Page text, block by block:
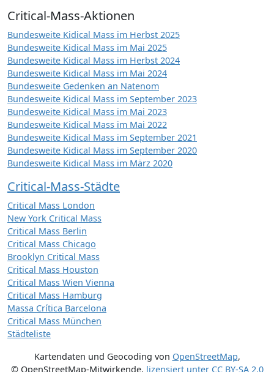
Critical-Mass-Aktionen
Bundesweite Kidical Mass im Herbst 2025
Bundesweite Kidical Mass im Mai 2025
Bundesweite Kidical Mass im Herbst 2024
Bundesweite Kidical Mass im Mai 2024
Bundesweite Gedenken an Natenom
Bundesweite Kidical Mass im September 2023
Bundesweite Kidical Mass im Mai 2023
Bundesweite Kidical Mass im Mai 2022
Bundesweite Kidical Mass im September 2021
Bundesweite Kidical Mass im September 2020
Bundesweite Kidical Mass im März 2020
Critical-Mass-Städte
Critical Mass London
New York Critical Mass
Critical Mass Berlin
Critical Mass Chicago
Brooklyn Critical Mass
Critical Mass Houston
Critical Mass Wien Vienna
Critical Mass Hamburg
Massa Crítica Barcelona
Critical Mass München
Städteliste
Kartendaten und Geocoding von OpenStreetMap,
© OpenStreetMap-Mitwirkende, lizensiert unter CC BY-SA 2.0